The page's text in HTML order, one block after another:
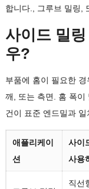
옵션
다
절
맞춤형 절단
폭
다
및
사
유
합니다., 그루브 밀링,
사이드 밀
우?
부품에 홈이 필요한
깨, 또는 측면. 홈 폭이
건이 표준 엔드밀과 일
애플리케이
션
사이
사용
직선